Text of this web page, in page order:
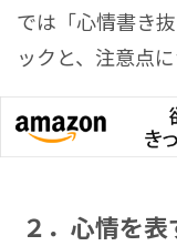
では「心情書き
ックと、注意点
２．心情を